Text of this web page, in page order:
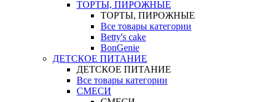
ТОРТЫ, ПИРОЖНЫЕ
ТОРТЫ, ПИРОЖНЫЕ
Все товары категории
Betty's cake
BonGenie
ДЕТСКОЕ ПИТАНИЕ
ДЕТСКОЕ ПИТАНИЕ
Все товары категории
СМЕСИ